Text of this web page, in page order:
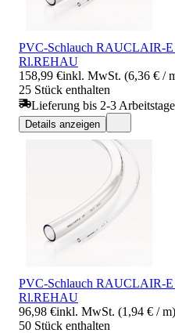
PVC-Schlauch RAUCLAIR-
Rl.REHAU
158,99 €inkl. MwSt. (6,36 € /
25 Stück enthalten
Lieferung bis 2-3 Arbeitstage
Details anzeigen
PVC-Schlauch RAUCLAIR-
Rl.REHAU
96,98 €inkl. MwSt. (1,94 € / m)
50 Stück enthalten